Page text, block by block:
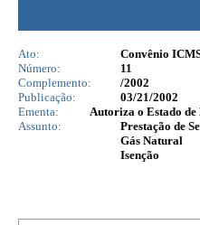
Ato:
Convênio
Número:
11
Complemento:
/2002
Publicação:
03/21/2002
Ementa:
Autoriza o Estado de
Assunto:
Prestação de
Gás Natural
Isenção